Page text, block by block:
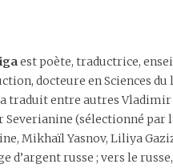
est poète, traductrice,
docteure en Sciences du
traduit entre autres Vladimir
(sélectionné par
Mikhaïl Yasnov, Liliya
d’argent russe ; vers le